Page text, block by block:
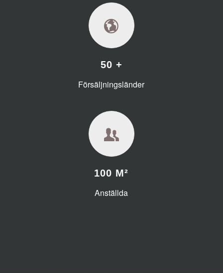
50 +
Försäljningsländer
100 M²
Anställda